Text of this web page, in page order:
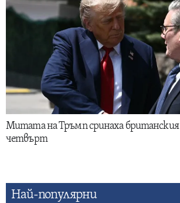
Митата на Тръмп сринаха британския
четвърт
Най-популярни